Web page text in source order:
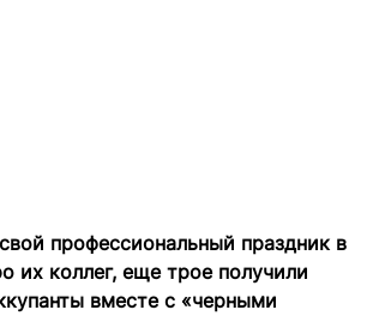
профессиональный праздник в
их коллег, еще трое получили
вместе с «черными